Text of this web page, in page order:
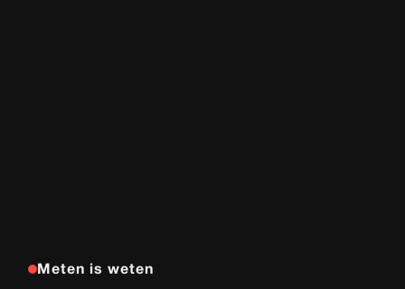
Meten is weten